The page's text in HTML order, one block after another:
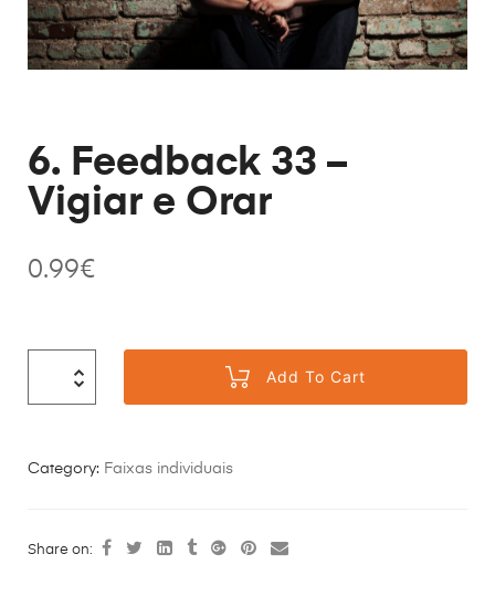
6. Feedback 33 –
Vigiar e Orar
0.99€
Add To Cart
Category: Faixas individuais
Share on: